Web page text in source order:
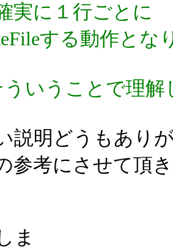
実に１行ごとに
する動作とな
いうことで理解
説明どうもあり
参考にさせて頂
ま